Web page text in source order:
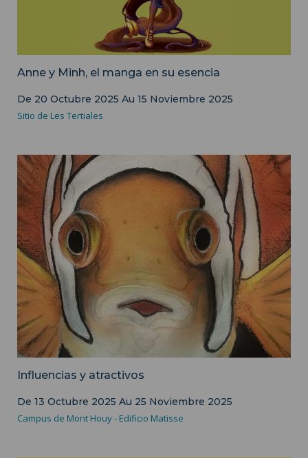
Anne y Minh, el manga en su esencia
De 20 Octubre 2025 Au 15 Noviembre 2025
Sitio de Les Tertiales
visuel de l'exposition - Service communication ISH - Christelle
Farvaque
Influencias y atractivos
De 13 Octubre 2025 Au 25 Noviembre 2025
Campus de Mont Houy - Edificio Matisse